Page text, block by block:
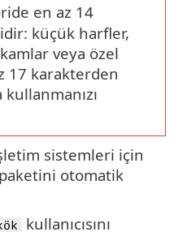
en az 14
küçük harfler,
veya özel
17 karakterden
sistemleri için
otomatik
kullanıcısını